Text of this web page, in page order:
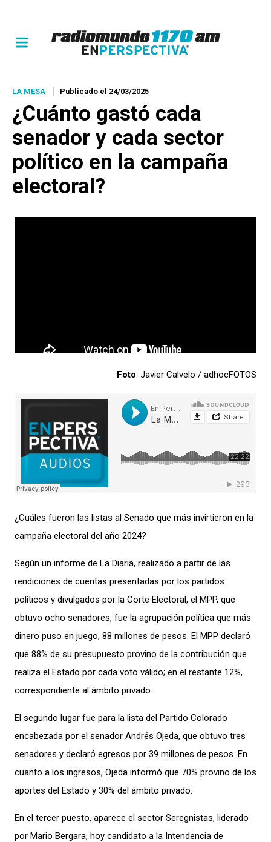
LA MESA Publicado el 24/03/2025
¿Cuánto gastó cada
senador y cada sector
político en la campaña
electoral?
Foto: Javier Calvelo / adhocFOTOS
¿Cuáles fueron las listas al Senado que más invirtieron en la
campaña electoral del año 2024?
Según un informe de La Diaria, realizado a partir de las
rendiciones de cuentas presentadas por los partidos
políticos y divulgados por la Corte Electoral, el MPP, que
obtuvo ocho senadores, fue la agrupación política que más
dinero puso en juego, 88 millones de pesos. El MPP declaró
que 88% de su presupuesto provino de la contribución que
realiza el Estado por cada voto válido; en el restante 12%,
correspondiente al ámbito privado.
El segundo lugar fue para la lista del Partido Colorado
encabezada por el senador Andrés Ojeda, que obtuvo tres
senadores y declaró egresos por 39 millones de pesos. En
cuanto a los ingresos, Ojeda informó que 70% provino de los
aportes del Estado y 30% del ámbito privado.
En el tercer puesto, aparece el sector Seregnistas, liderado
por Mario Bergara, hoy candidato a la Intendencia de